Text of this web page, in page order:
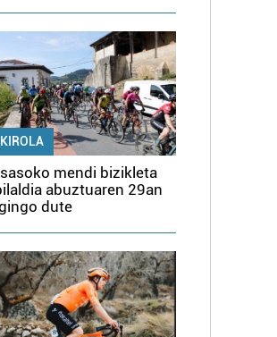
KIROLA
mendi bizikleta
abuztuaren 29an
dute